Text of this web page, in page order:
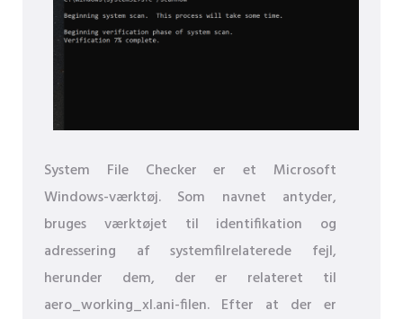
System File Checker er et Microsoft
Windows-værktøj. Som navnet antyder,
bruges værktøjet til identifikation og
adressering af systemfilrelaterede fejl,
herunder dem, der er relateret til
aero_working_xl.ani-filen. Efter at der er